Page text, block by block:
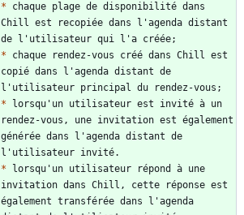
* chaque plage de disponibilité dans
Chill est recopiée dans l'agenda distant
* chaque rendez-vous créé dans Chill est
copié dans l'agenda distant de
* lorsqu'un utilisateur est invité à un
rendez-vous, une invitation est également
générée dans l'agenda distant de
* lorsqu'un utilisateur répond à une
invitation dans Chill, cette réponse est
également transférée dans l'agenda